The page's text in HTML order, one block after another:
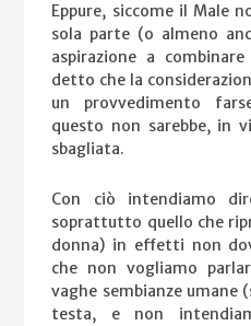
Eppure, siccome il Male
sola parte (o almeno
aspirazione a
detto che la
un provvedimento
questo non sarebbe, in
sbagliata.
Con ciò intendiamo
soprattutto quello che
donna) in effetti non
che non vogliamo
vaghe sembianze umane
testa, e non